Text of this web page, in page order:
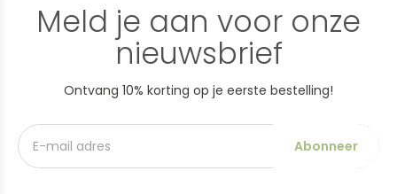
Meld je aan voor onze
nieuwsbrief
Ontvang 10% korting op je eerste bestelling!
Abonneer